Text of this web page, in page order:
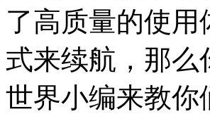
了高质量的使
式来续航，那
世界小编来教你